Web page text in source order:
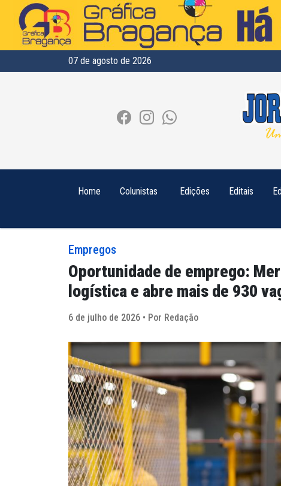
07 de agosto de 2026
Home Colunistas Edições Editais
Empregos
Oportunidade de emprego:
logística e abre mais de 930
6 de julho de 2026 • Por Redação